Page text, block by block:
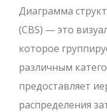
Диаграмма
(CBS) — это
которое
различным
предоставляет
распределения